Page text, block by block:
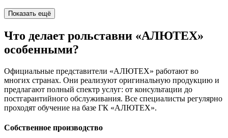
Показать ещё
Что делает рольставни «АЛЮТЕХ»
особенными?
Официальные представители «АЛЮТЕХ» работают во
многих странах. Они реализуют оригинальную продукцию и
предлагают полный спектр услуг: от консультации до
постгарантийного обслуживания. Все специалисты регулярно
проходят обучение на базе ГК «АЛЮТЕХ».
Собственное производство